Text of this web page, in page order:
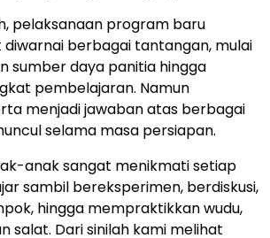
pelaksanaan program baru
berbagai tantangan, mulai
sumber daya panitia hingga
pembelajaran. Namun
menjadi jawaban atas berbagai
selama masa persiapan.
anak sangat menikmati setiap
sambil bereksperimen, berdiskusi,
hingga mempraktikkan wudu,
salat. Dari sinilah kami melihat